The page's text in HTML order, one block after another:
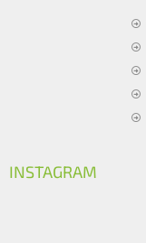
INSTAGRAM